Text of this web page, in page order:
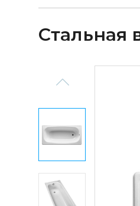
Стальная
Previous